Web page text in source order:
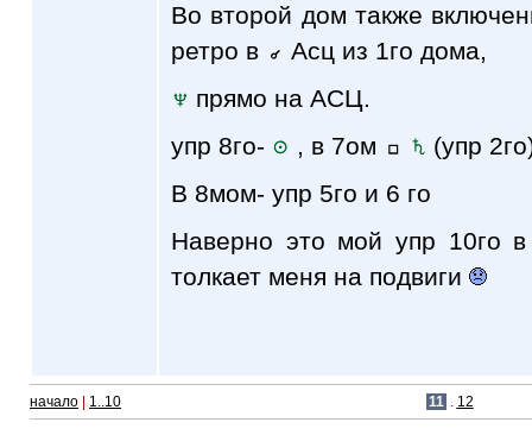
Во второй дом также
ретро в
Асц из 1го дома,
прямо на АСЦ.
упр 8го-
, в 7ом
(упр
В 8мом- упр 5го и 6 го
Наверно это мой упр 10го
толкает меня на подвиги
начало 1..10 11 . 12